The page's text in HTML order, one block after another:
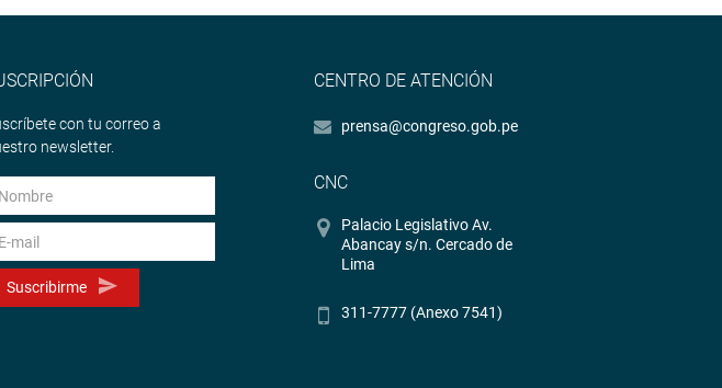
con tu correo a
newsletter.
Suscribirme
CENTRO DE ATENCIÓN
prensa@congreso.gob.pe
CNC
Palacio Legislativo Av.
Abancay s/n. Cercado de
Lima
311-7777 (Anexo 7541)